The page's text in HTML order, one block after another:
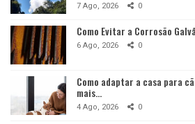
7 Ago, 2026 0
Como Evitar a Corrosão
6 Ago, 2026 0
Como adaptar a casa para
mais…
4 Ago, 2026 0